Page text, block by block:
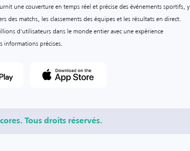
une couverture en temps réel et précise des événements sportifs, y
des matchs, les classements des équipes et les résultats en direct.
d'utilisateurs dans le monde entier avec une expérience
informations précises.
Tous droits réservés.